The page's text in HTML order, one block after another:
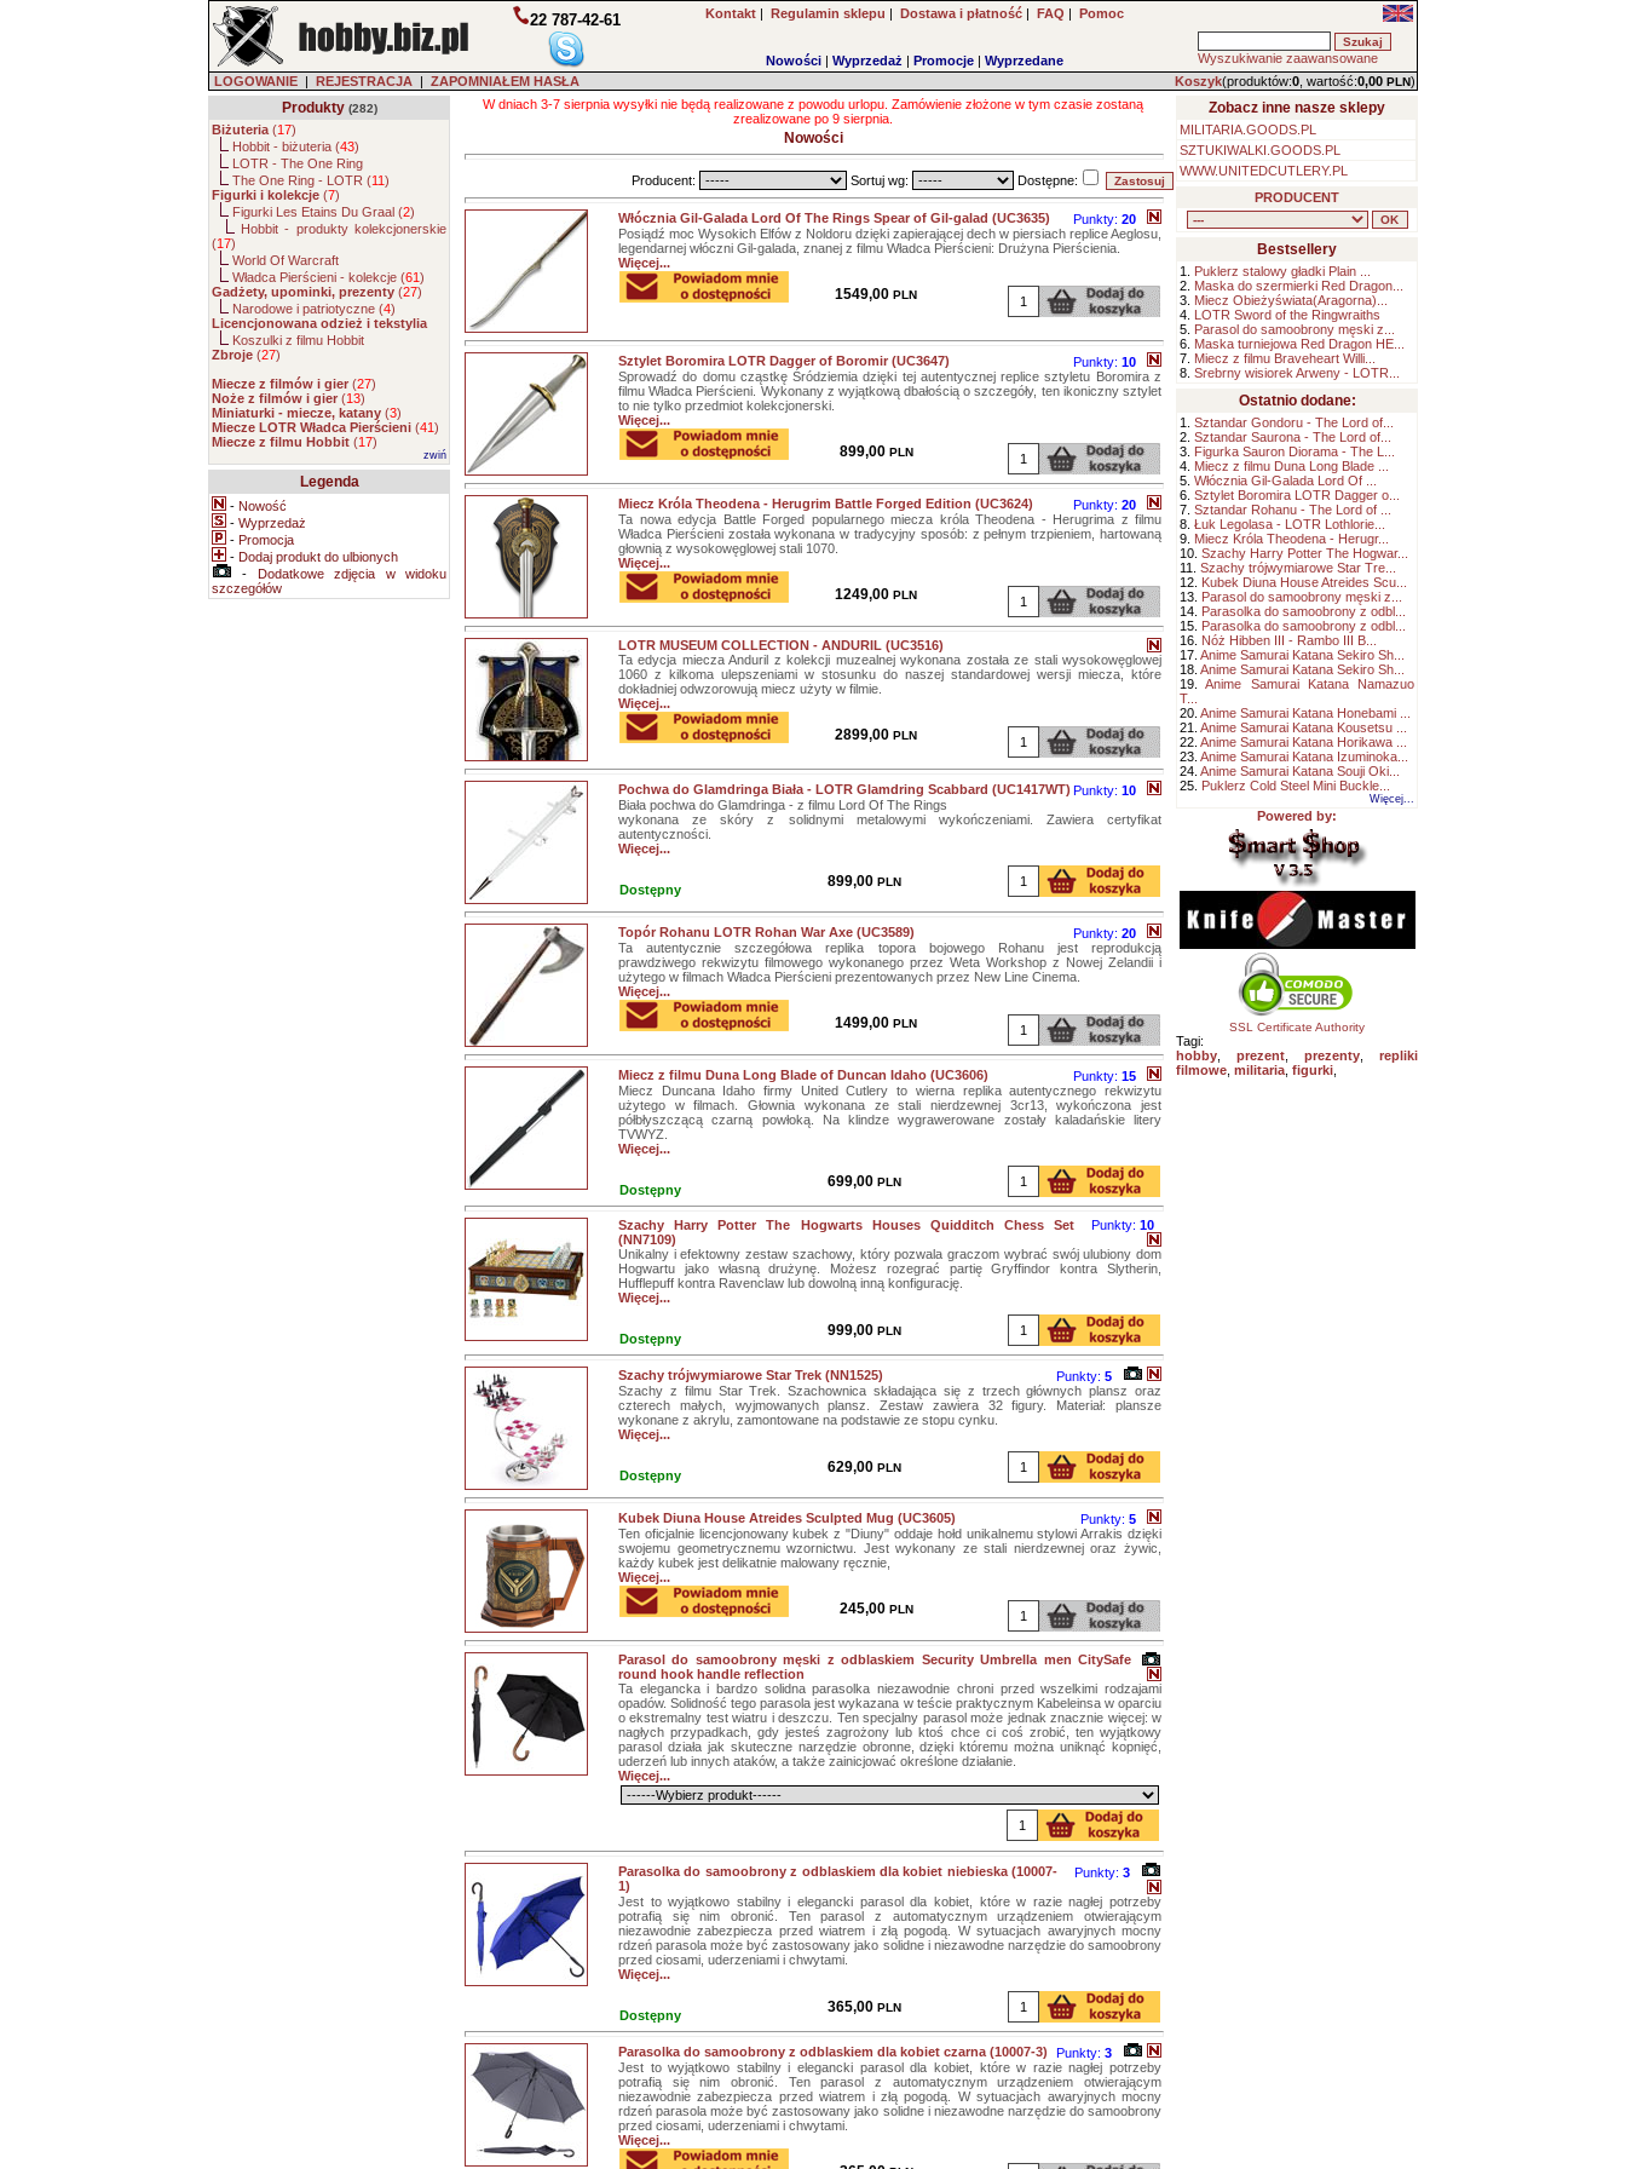
22 787-42-61 Kontakt | Regulamin sklepu | Dostawa i płatność | FAQ | Pomoc
Nowości | Wyprzedaż | Promocje | Wyprzedane
Wyszukiwanie zaawansowane
LOGOWANIE | REJESTRACJA | ZAPOMNIAŁEM HASŁA Koszyk(produktów:0 , wartość:0,00 PLN)
Produkty (282)
Biżuteria (17)
Hobbit - biżuteria (43)
LOTR - The One Ring
The One Ring - LOTR (11)
Figurki i kolekcje (7)
Figurki Les Etains Du Graal (2)
Hobbit - produkty kolekcjonerskie
(17)
World Of Warcraft
Władca Pierścieni - kolekcje (61)
Gadżety, upominki, prezenty (27)
Narodowe i patriotyczne (4)
Licencjonowana odzież i tekstylia
Koszulki z filmu Hobbit
Zbroje (27)
Miecze z filmów i gier (27)
Noże z filmów i gier (13)
Miniaturki - miecze, katany (3)
Miecze LOTR Władca Pierścieni (41)
Miecze z filmu Hobbit (17)
zwiń
Legenda
- Nowość
- Wyprzedaż
- Promocja
- Dodaj produkt do ulbionych
- Dodatkowe zdjęcia w widoku
szczegółów
W dniach 3-7 sierpnia wysyłki nie będą realizowane z powodu urlopu. Zamówienie złożone w tym czasie zostaną
zrealizowane po 9 sierpnia.
Nowości
Producent: Sortuj wg: Dostępne:
Włócznia Gil-Galada Lord Of The Rings Spear of Gil-galad (UC3635) Punkty: 20
Posiądź moc Wysokich Elfów z Noldoru dzięki zapierającej dech w piersiach replice Aeglosu,
legendarnej włóczni Gil-galada, znanej z filmu Władca Pierścieni: Drużyna Pierścienia.
Więcej...
1549,00 PLN
Sztylet Boromira LOTR Dagger of Boromir (UC3647) Punkty: 10
Sprowadź do domu cząstkę Śródziemia dzięki tej autentycznej replice sztyletu Boromira z
filmu Władca Pierścieni. Wykonany z wyjątkową dbałością o szczegóły, ten ikoniczny sztylet
to nie tylko przedmiot kolekcjonerski.
Więcej...
899,00 PLN
Miecz Króla Theodena - Herugrim Battle Forged Edition (UC3624) Punkty: 20
Ta nowa edycja Battle Forged popularnego miecza króla Theodena - Herugrima z filmu
Władca Pierścieni została wykonana w tradycyjny sposób: z pełnym trzpieniem, hartowaną
głownią z wysokowęglowej stali 1070.
Więcej...
1249,00 PLN
LOTR MUSEUM COLLECTION - ANDURIL (UC3516)
Ta edycja miecza Anduril z kolekcji muzealnej wykonana została ze stali wysokowęglowej
1060 z kilkoma ulepszeniami w stosunku do naszej standardowej wersji miecza, które
dokładniej odwzorowują miecz użyty w filmie.
Więcej...
2899,00 PLN
Pochwa do Glamdringa Biała - LOTR Glamdring Scabbard (UC1417WT) Punkty: 10
Biała pochwa do Glamdringa - z filmu Lord Of The Rings
wykonana ze skóry z solidnymi metalowymi wykończeniami. Zawiera certyfikat
autentyczności.
Więcej...
Dostępny 899,00 PLN
Topór Rohanu LOTR Rohan War Axe (UC3589) Punkty: 20
Ta autentycznie szczegółowa replika topora bojowego Rohanu jest reprodukcją
prawdziwego rekwizytu filmowego wykonanego przez Weta Workshop z Nowej Zelandii i
użytego w filmach Władca Pierścieni prezentowanych przez New Line Cinema.
Więcej...
1499,00 PLN
Miecz z filmu Duna Long Blade of Duncan Idaho (UC3606) Punkty: 15
Miecz Duncana Idaho firmy United Cutlery to wierna replika autentycznego rekwizytu
użytego w filmach. Głownia wykonana ze stali nierdzewnej 3cr13, wykończona jest
półbłyszczącą czarną powłoką. Na klindze wygrawerowane zostały kaladańskie litery
TVWYZ.
Więcej...
Dostępny 699,00 PLN
Szachy Harry Potter The Hogwarts Houses Quidditch Chess Set
(NN7109)
Punkty: 10
Unikalny i efektowny zestaw szachowy, który pozwala graczom wybrać swój ulubiony dom
Hogwartu jako własną drużynę. Możesz rozegrać partię Gryffindor kontra Slytherin,
Hufflepuff kontra Ravenclaw lub dowolną inną konfigurację.
Więcej...
Dostępny 999,00 PLN
Szachy trójwymiarowe Star Trek (NN1525) Punkty: 5
Szachy z filmu Star Trek. Szachownica składająca się z trzech głównych plansz oraz
czterech małych, wyjmowanych plansz. Zestaw zawiera 32 figury. Materiał: plansze
wykonane z akrylu, zamontowane na podstawie ze stopu cynku.
Więcej...
Dostępny 629,00 PLN
Kubek Diuna House Atreides Sculpted Mug (UC3605) Punkty: 5
Ten oficjalnie licencjonowany kubek z "Diuny" oddaje hołd unikalnemu stylowi Arrakis dzięki
swojemu geometrycznemu wzornictwu. Jest wykonany ze stali nierdzewnej oraz żywic,
każdy kubek jest delikatnie malowany ręcznie,
Więcej...
245,00 PLN
Parasol do samoobrony męski z odblaskiem Security Umbrella men CitySafe
round hook handle reflection
Ta elegancka i bardzo solidna parasolka niezawodnie chroni przed wszelkimi rodzajami
opadów. Solidność tego parasola jest wykazana w teście praktycznym Kabeleinsa w oparciu
o ekstremalny test wiatru i deszczu. Ten specjalny parasol może jednak znacznie więcej: w
nagłych przypadkach, gdy jesteś zagrożony lub ktoś chce ci coś zrobić, ten wyjątkowy
parasol działa jak skuteczne narzędzie obronne, dzięki któremu można uniknąć kopnięć,
uderzeń lub innych ataków, a także zainicjować określone działanie.
Więcej...
Parasolka do samoobrony z odblaskiem dla kobiet niebieska (10007-
1)
Punkty: 3
Jest to wyjątkowo stabilny i elegancki parasol dla kobiet, które w razie nagłej potrzeby
potrafią się nim obronić. Ten parasol z automatycznym urządzeniem otwierającym
niezawodnie zabezpiecza przed wiatrem i złą pogodą. W sytuacjach awaryjnych mocny
rdzeń parasola może być zastosowany jako solidne i niezawodne narzędzie do samoobrony
przed ciosami, uderzeniami i chwytami.
Więcej...
Dostępny 365,00 PLN
Parasolka do samoobrony z odblaskiem dla kobiet czarna (10007-3) Punkty: 3
Jest to wyjątkowo stabilny i elegancki parasol dla kobiet, które w razie nagłej potrzeby
potrafią się nim obronić. Ten parasol z automatycznym urządzeniem otwierającym
niezawodnie zabezpiecza przed wiatrem i złą pogodą. W sytuacjach awaryjnych mocny
rdzeń parasola może być zastosowany jako solidne i niezawodne narzędzie do samoobrony
przed ciosami, uderzeniami i chwytami.
Więcej...
Zobacz inne nasze sklepy
MILITARIA.GOODS.PL
SZTUKIWALKI.GOODS.PL
WWW.UNITEDCUTLERY.PL
PRODUCENT
Bestsellery
1. Puklerz stalowy gładki Plain ...
2. Maska do szermierki Red Dragon...
3. Miecz Obieżyświata(Aragorna)...
4. LOTR Sword of the Ringwraiths
5. Parasol do samoobrony męski z...
6. Maska turniejowa Red Dragon HE...
7. Miecz z filmu Braveheart Willi...
8. Srebrny wisiorek Arweny - LOTR...
Ostatnio dodane:
1. Sztandar Gondoru - The Lord of...
2. Sztandar Saurona - The Lord of...
3. Figurka Sauron Diorama - The L...
4. Miecz z filmu Duna Long Blade ...
5. Włócznia Gil-Galada Lord Of ...
6. Sztylet Boromira LOTR Dagger o...
7. Sztandar Rohanu - The Lord of ...
8. Łuk Legolasa - LOTR Lothlorie...
9. Miecz Króla Theodena - Herugr...
10. Szachy Harry Potter The Hogwar...
11. Szachy trójwymiarowe Star Tre...
12. Kubek Diuna House Atreides Scu...
13. Parasol do samoobrony męski z...
14. Parasolka do samoobrony z odbl...
15. Parasolka do samoobrony z odbl...
16. Nóż Hibben III - Rambo III B...
17. Anime Samurai Katana Sekiro Sh...
18. Anime Samurai Katana Sekiro Sh...
19.Anime Samurai Katana Namazuo
T...
20. Anime Samurai Katana Honebami ...
21. Anime Samurai Katana Kousetsu ...
22. Anime Samurai Katana Horikawa ...
23. Anime Samurai Katana Izuminoka...
24. Anime Samurai Katana Souji Oki...
25. Puklerz Cold Steel Mini Buckle...
Więcej...
Powered by:
SSL Certificate Authority
Tagi:
hobby
prezent prezenty
repliki
filmowe militaria figurki